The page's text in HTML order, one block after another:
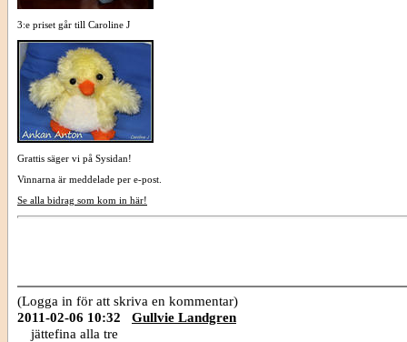
3:e priset går till Caroline J
Grattis säger vi på Sysidan!
Vinnarna är meddelade per e-post.
Se alla bidrag som kom in här!
(Logga in för att skriva en kommentar)
2011-02-06 10:32
Gullvie Landgren
jättefina alla tre